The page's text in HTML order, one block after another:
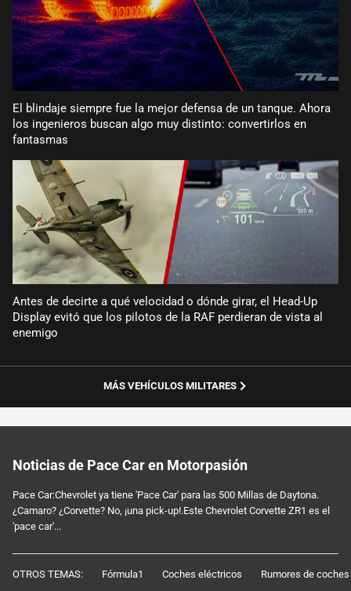
El blindaje siempre fue la mejor defensa de un tanque. Ahora
los ingenieros buscan algo muy distinto: convertirlos en
fantasmas
Antes de decirte a qué velocidad o dónde girar, el Head-Up
Display evitó que los pilotos de la RAF perdieran de vista al
enemigo
MÁS VEHÍCULOS MILITARES
Noticias de Pace Car en Motorpasión
Pace Car:Chevrolet ya tiene 'Pace Car' para las 500 Millas de Daytona.
¿Camaro? ¿Corvette? No, ¡una pick-up!.Este Chevrolet Corvette ZR1 es el
'pace car'...
OTROS TEMAS: Fórmula1 Coches eléctricos Rumores de coches